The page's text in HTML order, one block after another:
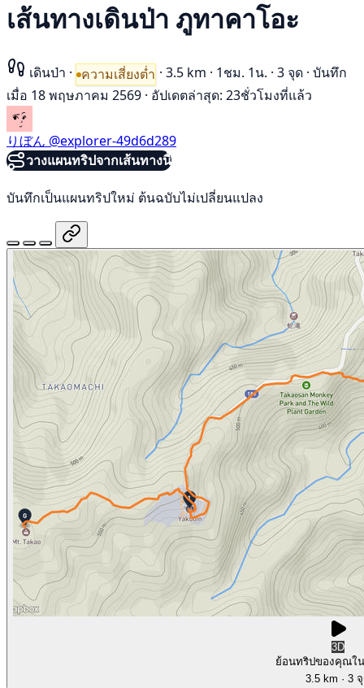
เส้นทางเดินป่า ภูทาคาโอะ
เดินป่า · ความเสี่ยงต่ำ · 3.5 km · 1ชม. 1น. · 3 จุด · บันทึก
เมื่อ 18 พฤษภาคม 2569 · อัปเดตล่าสุด: 23ชั่วโมงที่แล้ว
りぼん @explorer-49d6d289
วางแผนทริปจากเส้นทางนี้
บันทึกเป็นแผนทริปใหม่ ต้นฉบับไม่เปลี่ยนแปลง
3D
ย้อนทริปของคุณใ
3.5 km · 3